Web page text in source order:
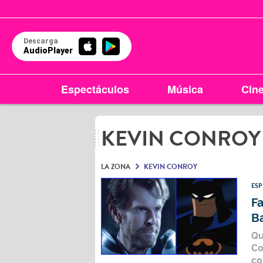
Descarga
AudioPlayer
Espectáculos Música
KEVIN CONROY
LA ZONA KEVIN CONROY